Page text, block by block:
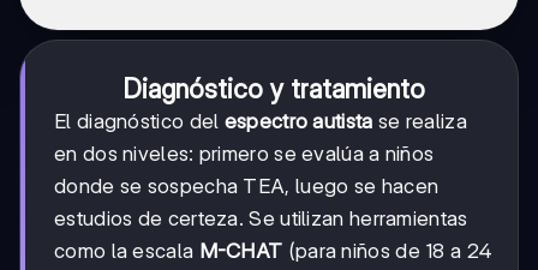
Diagnóstico y tratamiento
El diagnóstico del espectro autista se realiza
en dos niveles: primero se evalúa a niños
donde se sospecha TEA, luego se hacen
estudios de certeza. Se utilizan herramientas
como la escala M-CHAT (para niños de 18 a 24